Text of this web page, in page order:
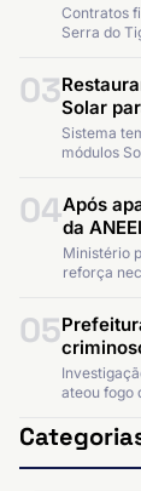
Contratos
Serra do
03Solar
Sistema
módulos
04Após
da
Ministério
reforça
05
ateou fogo